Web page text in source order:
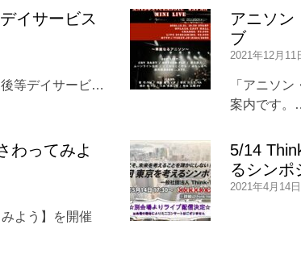
イサービス
等デイサービ…
アニソ
ブ
2021年12月11
「アニソ
案内です。
わってみよ
よう】を開催
5/14
るシンポ
2021年4月14日